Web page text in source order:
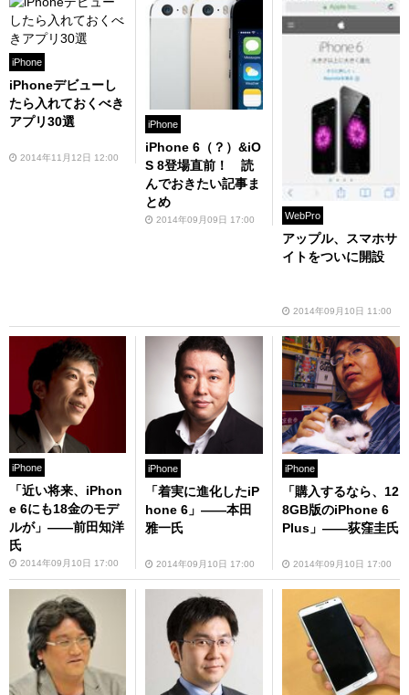
iPhone
iPhoneデビューし
たら入れておくべき
アプリ30選
2014年11月12日 12:00
iPhone
iPhone 6（？）&iO
S 8登場直前！ 読
んでおきたい記事ま
とめ
2014年09月09日 17:00 WebPro
アップル、スマホサ
イトをついに開設
2014年09月10日 11:00
iPhone
「近い将来、iPhon
e 6にも18金のモデ
ルが」――前田知洋
氏
2014年09月10日 17:00
iPhone
「着実に進化したiP
hone 6」――本田
雅一氏
2014年09月10日 17:00
iPhone
「購入するなら、12
8GB版のiPhone 6
Plus」――荻窪圭氏
2014年09月10日 17:00